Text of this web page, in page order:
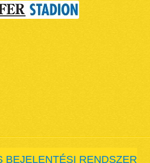
BEJELENTÉSI RENDSZER